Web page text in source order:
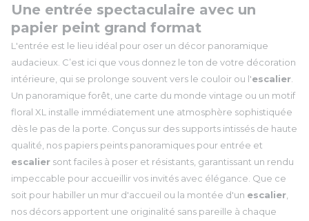
Une entrée spectaculaire avec un
papier peint grand format
L'entrée est le lieu idéal pour oser un décor panoramique
audacieux. C’est ici que vous donnez le ton de votre décoration
intérieure, qui se prolonge souvent vers le couloir ou l'escalier
Un panoramique forêt, une carte du monde vintage ou un motif
floral XL installe immédiatement une atmosphère sophistiquée
dès le pas de la porte. Conçus sur des supports intissés de haute
qualité, nos papiers peints panoramiques pour entrée et
escalier sont faciles à poser et résistants, garantissant un rendu
impeccable pour accueillir vos invités avec élégance. Que ce
soit pour habiller un mur d'accueil ou la montée d'un escalier
nos décors apportent une originalité sans pareille à chaque